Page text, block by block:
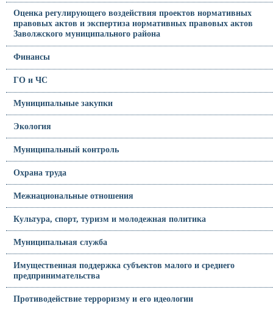
Оценка регулирующего воздействия проектов нормативных
правовых актов и экспертиза нормативных правовых актов
Заволжского муниципального района
Финансы
ГО и ЧС
Муниципальные закупки
Экология
Муниципальный контроль
Охрана труда
Межнациональные отношения
Культура, спорт, туризм и молодежная политика
Муниципальная служба
Имущественная поддержка субъектов малого и среднего
предпринимательства
Противодействие терроризму и его идеологии